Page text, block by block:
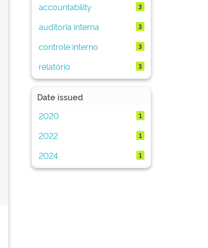
accountability
3
auditoria interna 3
controle interno 3
relatório 3
Date issued
2020
1
2022 1
2024 1